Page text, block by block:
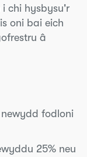
chi hysbysu'r
oni bai eich
â
fodloni
25% neu